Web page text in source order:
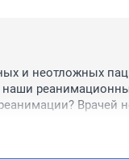
родных , ушедших ,
- освободить
придут
и неотложных
Врачей